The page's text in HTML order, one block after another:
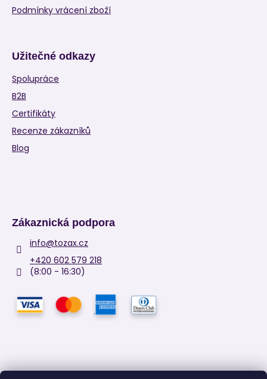
Podmínky vrácení zboží
Užitečné odkazy
Spolupráce
B2B
Certifikáty
Recenze zákazníků
Blog
Zákaznická podpora
info@tozax.cz
+420 602 579 218
(8:00 - 16:30)